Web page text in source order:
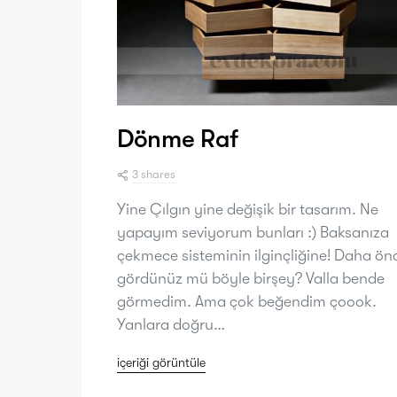
Dönme Raf
3 shares
Yine Çılgın yine değişik bir tasarım. Ne
yapayım seviyorum bunları :) Baksanıza
çekmece sisteminin ilginçliğine! Daha
gördünüz mü böyle birşey? Valla bende
görmedim. Ama çok beğendim çoook.
Yanlara doğru…
içeriği görüntüle